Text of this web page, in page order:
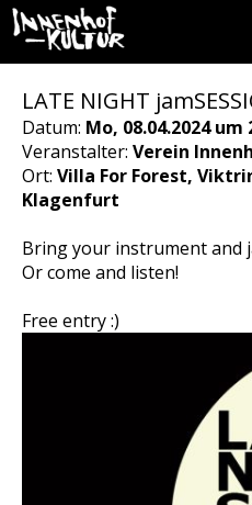
LATE NIGHT
Datum: Mo, 08.04.2024 um
Veranstalter: Verein
Ort: Villa For Forest,
Klagenfurt
Bring your instrument and
Or come and listen!
Free entry :)